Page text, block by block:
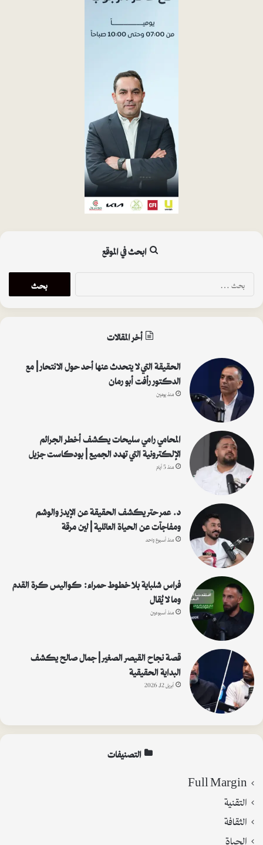
ابحث في الموقع
ب
ح
:
أخر المقالات
الحقيقة التي لا يتحدث عنها أحد حول الانتحار | مع
الدكتور رأفت أبو رمان
منذ يومين
المحامي رامي سليحات يكشف أخطر الجرائم
الإلكترونية التي تهدد الجميع | بودكاست جزيل
منذ 5 أيام
د. عمر حتر يكشف الحقيقة عن الإيدز والوشم
ومفاجآت عن الحياة العائلية | لين مرقة
منذ أسبوع واحد
فراس شلباية بلا خطوط حمراء: كواليس كرة القدم
وما لا يُقال
منذ أسبوعين
قصة نجاح القيصر الصغير | جمال صالح يكشف
البداية الحقيقية
أبريل 12, 2026
التصنيفات
Full Margin
التقنية
الثقافة
الحياة